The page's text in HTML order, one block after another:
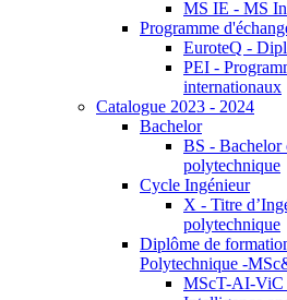
MS IE - MS
Programme
EuroteQ -
PEI -
internationaux
Catalogue 2023 - 2024
Bachelor
BS - Bachelor
polytechnique
Cycle Ingénieur
X - Titre
polytechnique
Diplôme de
Polytechnique -
MScT-AI-